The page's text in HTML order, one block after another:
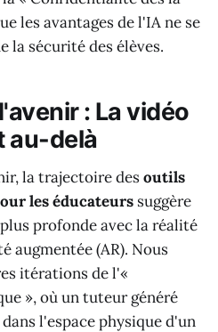
les avantages de l'IA ne se
la sécurité des élèves.
: La vidéo
au-delà
la trajectoire desoutils
les éducateurs suggère
profonde avec la réalité
augmentée (AR). Nous
itérations de l'«
», où un tuteur généré
l'espace physique d'un